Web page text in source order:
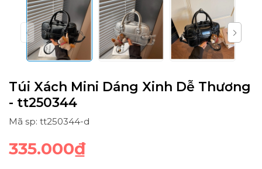
Túi Xách Mini Dáng Xinh Dễ Thương
- tt250344
Mã sp: tt250344-d
335.000₫